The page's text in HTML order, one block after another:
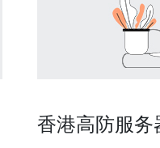
香港高防服务